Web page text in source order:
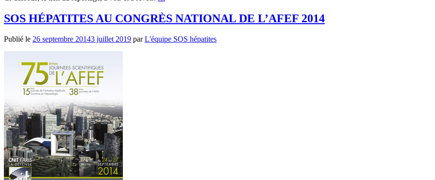
SOS HÉPATITES AU CONGRÈS NATIONAL DE L’AFEF 2014
Publié le 26 septembre 20143 juillet 2019 parL'équipe SOS hépatites